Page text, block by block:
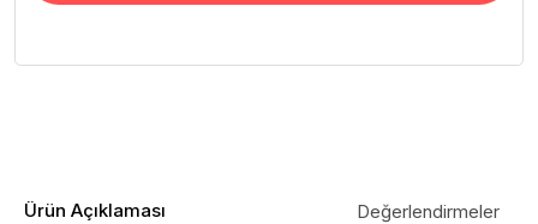
Ürün Açıklaması Değerlendirmeler